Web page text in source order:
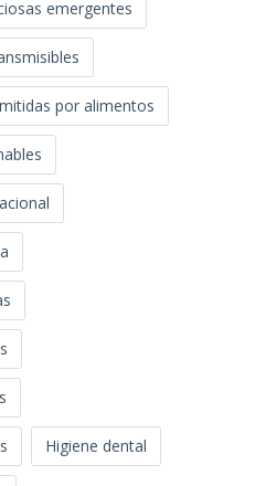
emergentes
por alimentos
Higiene dental